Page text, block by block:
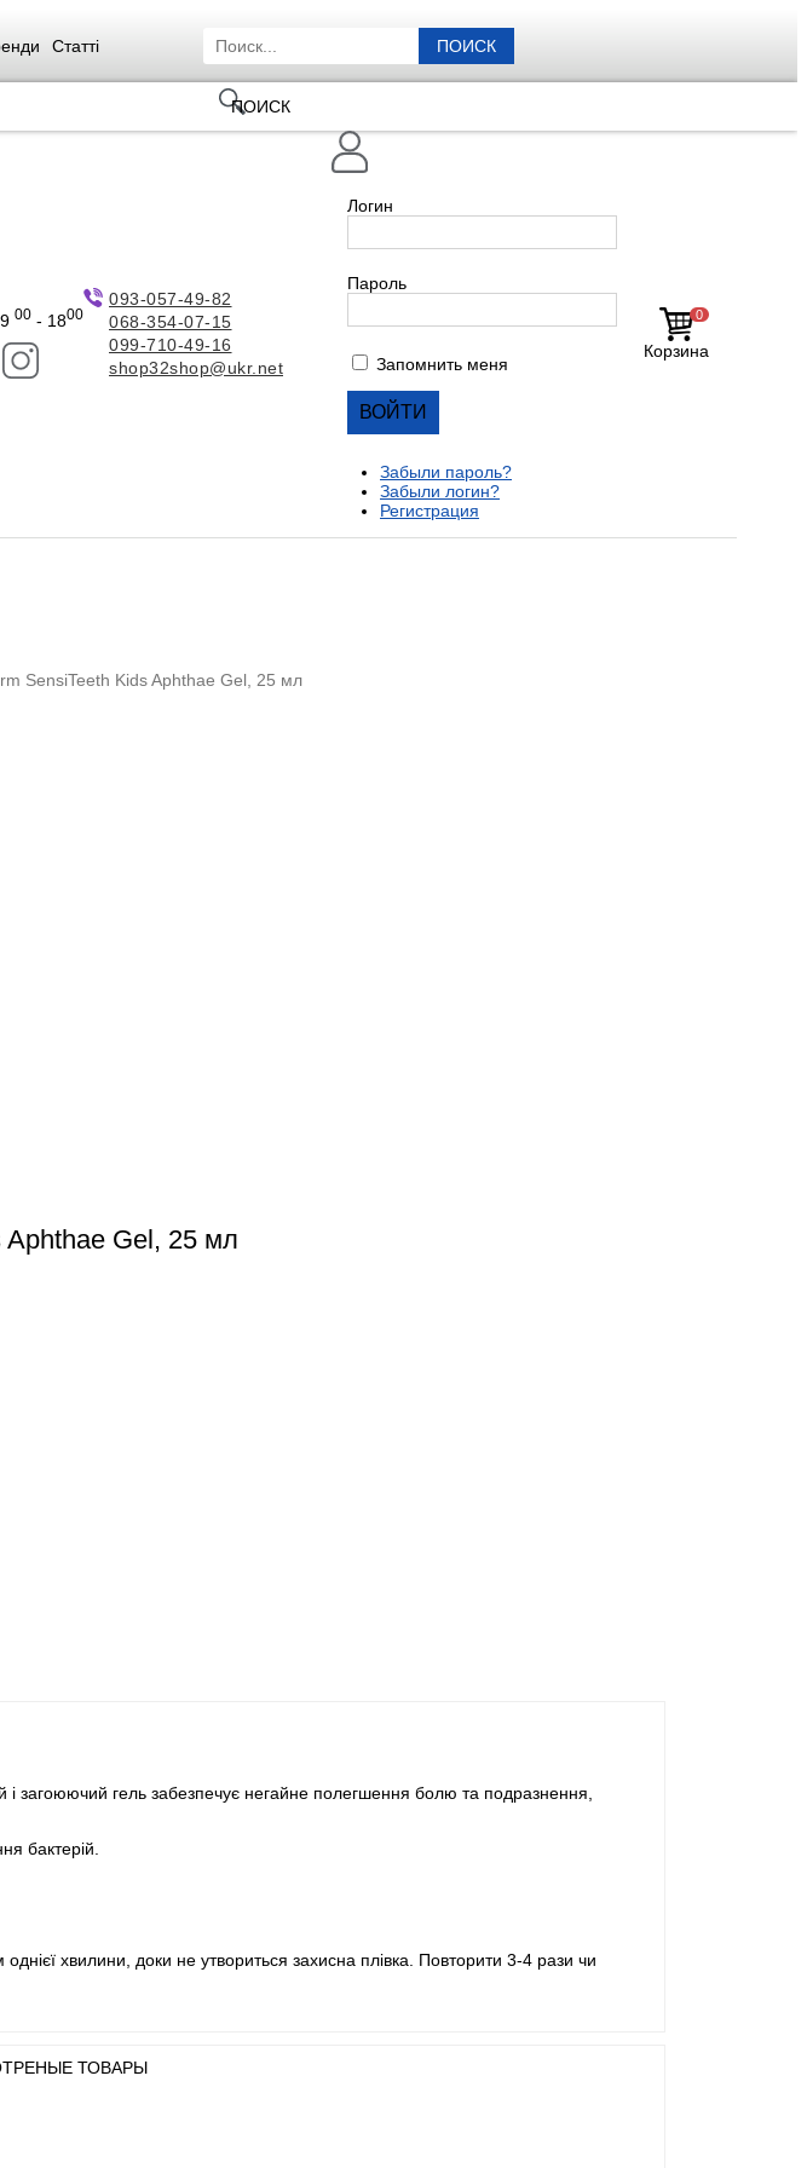
Статті ПОИСК
ПОИСК
00 - 1800
093-057-49-82
068-354-07-15
099-710-49-16
shop32shop@ukr.net
0
Корзина
Логин
Пароль
Запомнить меня
Забыли пароль?
Забыли логин?
Регистрация
SensiTeeth Kids Aphthae Gel, 25 мл
Aphthae Gel, 25 мл
загоюючий гель забезпечує негайне полегшення болю та подразнення,
бактерій.
хвилини, доки не утвориться захисна плівка. Повторити 3-4 рази чи
ТОВАРЫ